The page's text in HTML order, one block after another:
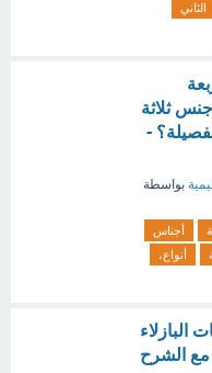
الثاني
ثلاثة
-
بواسطة
أجناس
أنواع،
البازلاء
الشرح